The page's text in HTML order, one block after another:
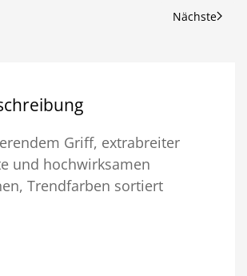
Nächste
Griff, extrabreiter
und hochwirksamen
Trendfarben sortiert